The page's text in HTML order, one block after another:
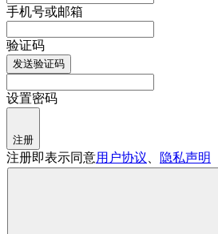
手机号或邮箱
验证码
发送验证码
设置密码
注册
注册即表示同意用户协议 隐私声明